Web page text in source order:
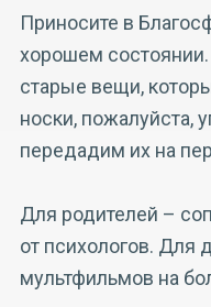
Приносите в
хорошем
старые вещи,
носки, пожалуйста,
передадим их на
Для родителей –
от психологов. Для
мультфильмов на